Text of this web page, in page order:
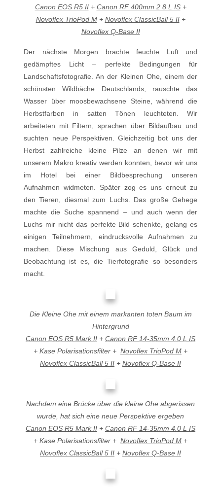
Canon EOS R5 II+ Canon RF 400mm 2.8 L IS+
Novoflex TrioPod M+ Novoflex ClassicBall 5 II+
Novoflex Q-Base II
Der nächste Morgen brachte feuchte Luft und
gedämpftes Licht – perfekte Bedingungen für
Landschaftsfotografie. An der Kleinen Ohe, einem der
schönsten Wildbäche Deutschlands, rauschte das
Wasser über moosbewachsene Steine, während die
Herbstfarben in satten Tönen leuchteten. Wir
arbeiteten mit Filtern, sprachen über Bildaufbau und
suchten neue Perspektiven. Gleichzeitig bot uns der
Herbst zahlreiche kleine Pilze an denen wir mit
unserem Makro kreativ werden konnten, bevor wir uns
im Hotel bei einer Bildbesprechung unseren
Aufnahmen widmeten. Später zog es uns erneut zu
den Tieren, diesmal zum Luchs. Das große Gehege
machte die Suche spannend – und auch wenn der
Luchs mir nicht das perfekte Bild schenkte, gelang es
einigen Teilnehmern, eindrucksvolle Aufnahmen zu
machen. Diese Mischung aus Geduld, Glück und
Beobachtung ist es, die Tierfotografie so besonders
macht.
Die Kleine Ohe mit einem markanten toten Baum im
Hintergrund
Canon EOS R5 Mark II + Canon RF 14-35mm 4.0 L IS
+ Kase Polarisationsfilter + Novoflex TrioPod M +
Novoflex ClassicBall 5 II + Novoflex Q-Base II
Nachdem eine Brücke über die kleine Ohe abgerissen
wurde, hat sich eine neue Perspektive ergeben
Canon EOS R5 Mark II + Canon RF 14-35mm 4.0 L IS
+ Kase Polarisationsfilter + Novoflex TrioPod M +
Novoflex ClassicBall 5 II + Novoflex Q-Base II